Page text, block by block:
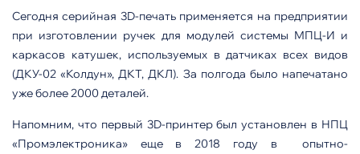
Сегодня серийная 3D-печать применяется на предприятии
при изготовлении ручек для модулей системы МПЦ-И и
каркасов катушек, используемых в датчиках всех видов
(ДКУ-02 «Колдун», ДКТ, ДКЛ). За полгода было напечатано
уже более 2000 деталей.
Напомним, что первый 3D-принтер был установлен в НПЦ
«Промэлектроника» еще в 2018 году в опытно-